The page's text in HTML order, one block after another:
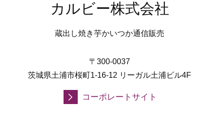
カルビー株式会社
蔵出し焼き芋かいつか通信販売
〒300-0037
茨城県土浦市桜町1-16-12 リーガル土浦ビル4F
コーポレートサイト